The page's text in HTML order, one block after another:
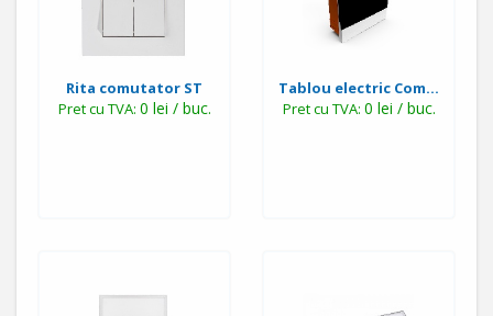
Rita comutator ST
Pret cu TVA: 0 lei / buc.
Tablou electric Com...
Pret cu TVA: 0 lei / buc.